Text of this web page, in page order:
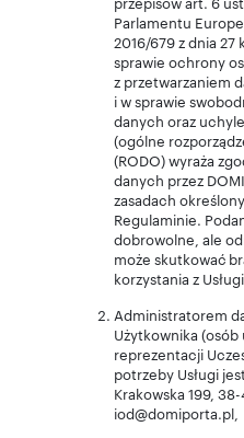
Parlamentu
2016/679 z dnia 27
sprawie ochrony
z przetwarzaniem
i w sprawie
danych oraz
(ogólne
(RODO) wyraża
danych przez
zasadach
Regulaminie.
dobrowolne, ale
może skutkować
korzystania z
Administratorem
Użytkownika
reprezentacji
potrzeby Usługi
Krakowska 199,
iod@domiporta.pl,